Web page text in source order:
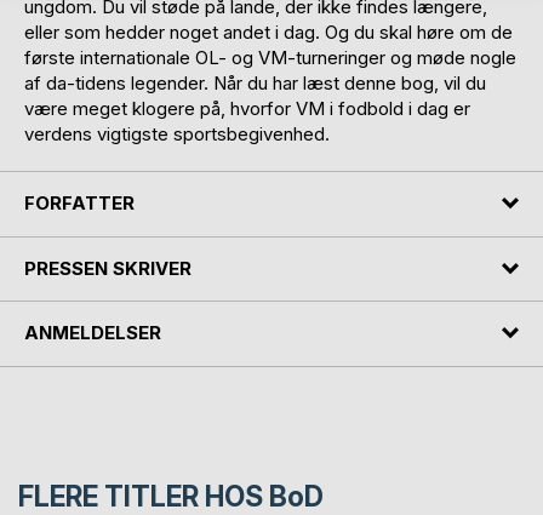
ungdom. Du vil støde på lande, der ikke findes længere,
eller som hedder noget andet i dag. Og du skal høre om de
første internationale OL- og VM-turneringer og møde nogle
af da-tidens legender. Når du har læst denne bog, vil du
være meget klogere på, hvorfor VM i fodbold i dag er
verdens vigtigste sportsbegivenhed.
FORFATTER
PRESSEN SKRIVER
ANMELDELSER
FLERE TITLER HOS BoD